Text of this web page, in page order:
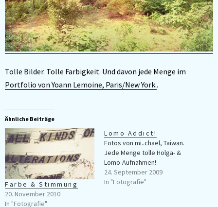
Tolle Bilder. Tolle Farbigkeit. Und davon jede Menge im
Portfolio von Yoann Lemoine, Paris/New York..
Ähnliche Beiträge
Farbe & Stimmung
20. November 2010
In "Fotografie"
Lomo Addict!
Fotos von mi..chael, Taiwan.
Jede Menge tolle Holga- &
Lomo-Aufnahmen!
24. September 2009
In "Fotografie"